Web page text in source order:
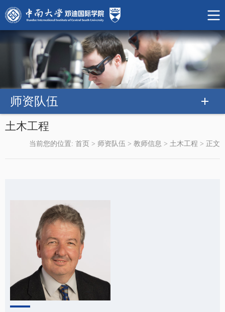
师资队伍
土木工程
当前您的位置: 首页 > 师资队伍 > 教师信息 > 土木工程 > 正文